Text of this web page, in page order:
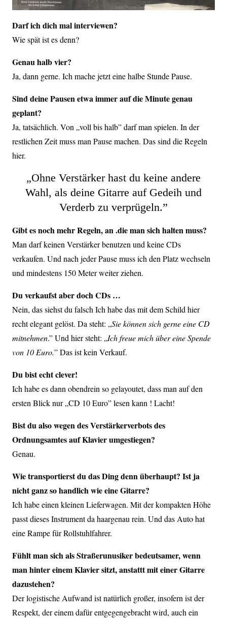
Darf ich dich mal interviewen?
Wie spät ist es denn?
Genau halb vier?
Ja, dann gerne. Ich mache jetzt eine halbe Stunde Pause.
Sind deine Pausen etwa immer auf die Minute genau
geplant?
Ja, tatsächlich. Von „voll bis halb” darf man spielen. In der
restlichen Zeit muss man Pause machen. Das sind die Regeln
hier.
„Ohne Verstärker hast du keine andere
Wahl, als deine Gitarre auf Gedeih und
Verderb zu verprügeln.”
Gibt es noch mehr Regeln, an .die man sich halten muss?
Man darf keinen Verstärker benutzen und keine CDs
verkaufen. Und nach jeder Pause muss ich den Platz wechseln
und mindestens 150 Meter weiter ziehen.
Du verkaufst aber doch CDs …
Nein, das siehst du falsch Ich habe das mit dem Schild hier
recht elegant gelöst. Da steht: „Sie können sich gerne eine CD
mitnehmen.” Und hier steht: „Ich freue mich über eine Spende
von 10 Euro.” Das ist kein Verkauf.
Du bist echt clever!
Ich habe es dann obendrein so gelayoutet, dass man auf den
ersten Blick nur „CD 10 Euro” lesen kann ! Lacht!
Bist du also wegen des Verstärkerverbots des
Ordnungsamtes auf Klavier umgestiegen?
Genau.
Wie transportierst du das Ding denn überhaupt? Ist ja
nicht ganz so handlich wie eine Gitarre?
Ich habe einen kleinen Lieferwagen. Mit der kompakten Höhe
passt dieses Instrument da haargenau rein. Und das Auto hat
eine Rampe für Rollstuhlfahrer.
Fühlt man sich als Straßerunusiker bedeutsamer, wenn
man hinter einem Klavier sitzt, anstattt mit einer Gitarre
dazustehen?
Der logistische Aufwand ist natürlich großer, insofern ist der
Respekt, der einem dafür entgegengebracht wird, auch ein